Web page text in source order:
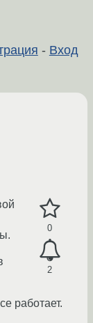
- Вход
0
2
работает.